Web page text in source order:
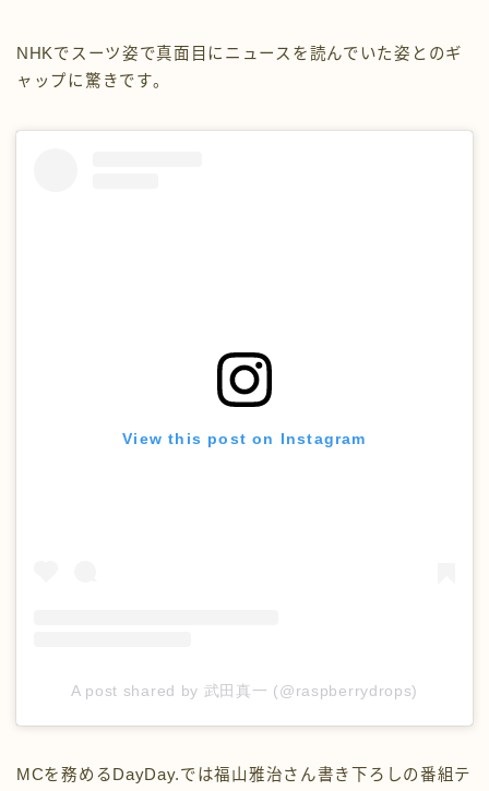
NHKでスーツ姿で真面目にニュースを読んでいた姿とのギ
ャップに驚きです。
View this post on Instagram
A post shared by 武田真一 (@raspberrydrops)
MCを務めるDayDay.では福山雅治さん書き下ろしの番組テ